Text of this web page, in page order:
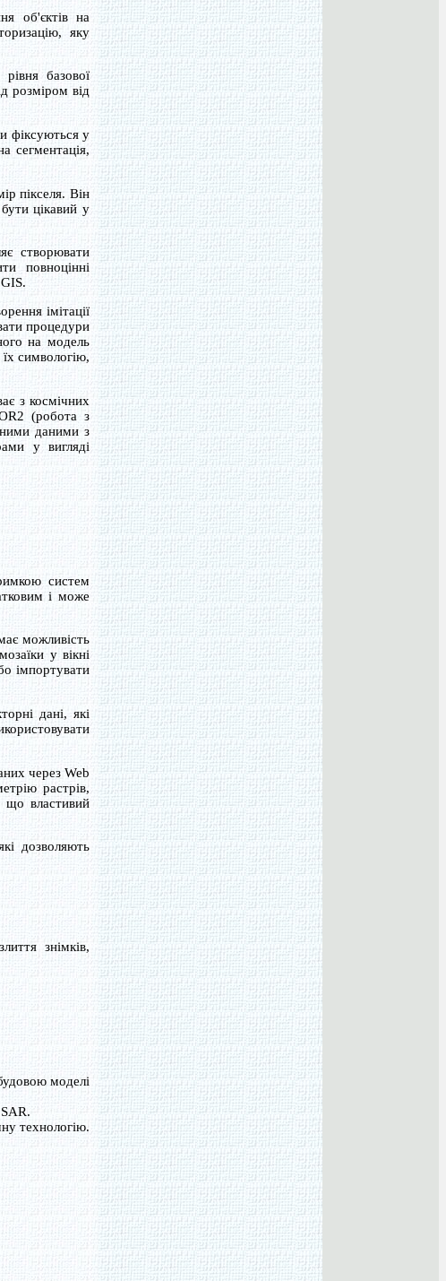
об'єктів на
яку
базової
розміром від
фіксуються у
сегментація,
пікселя. Він
цікавий у
створювати
повноцінні
імітації
процедури
на модель
символогію,
з космічних
(робота з
даними з
у вигляді
систем
і може
можливість
у вікні
імпортувати
дані, які
через Web
растрів,
що властивий
дозволяють
знімків,
моделі
технологію.